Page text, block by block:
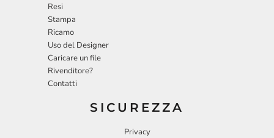
Resi
Stampa
Ricamo
Uso del Designer
Caricare un file
Rivenditore?
Contatti
SICUREZZA
Privacy